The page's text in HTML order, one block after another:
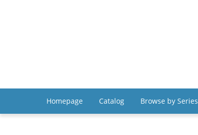
Homepage Catalog Browse by Series